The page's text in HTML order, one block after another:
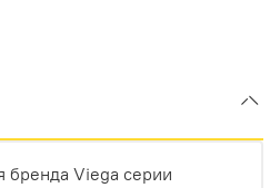
бренда Viega серии